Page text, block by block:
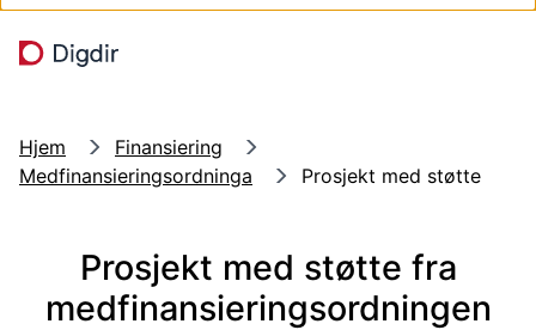
Hjem
Finansiering
Medfinansieringsordninga
Prosjekt med støtte
Prosjekt med støtte fra
medfinansieringsordningen